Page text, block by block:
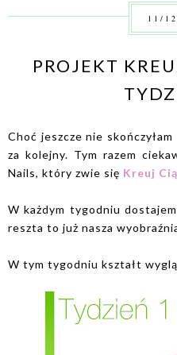
11/
PROJEKT
Choć jeszcze nie
za kolejny. Tym razem
Nails, który zwie się Kreuj
W każdym tygodniu
reszta to już nasza
W tym tygodniu kształt